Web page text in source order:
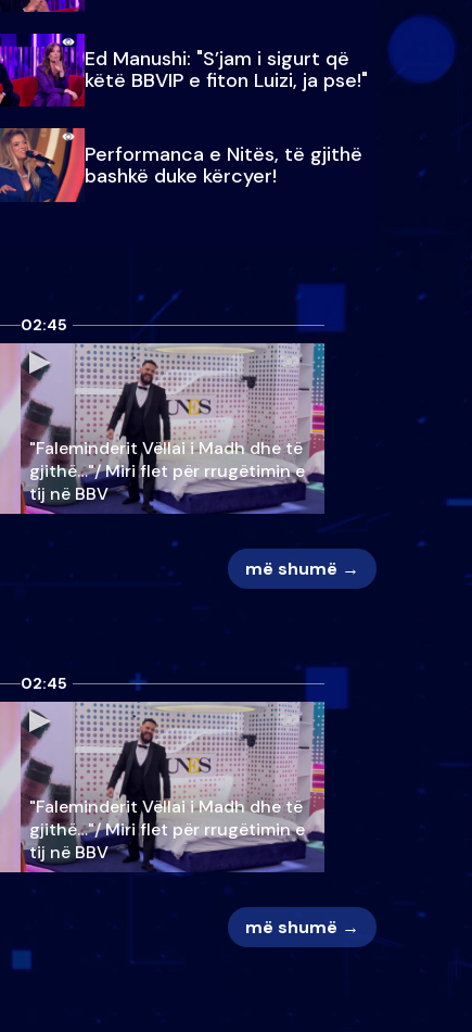
Ed Manushi: "S’jam i sigurt që
këtë BBVIP e fiton Luizi, ja pse!"
Performanca e Nitës, të gjithë
bashkë duke kërcyer!
02:45
"Faleminderit Vëllai i Madh dhe të
gjithë…"/ Miri flet për rrugëtimin e
tij në BBV
më shumë →
02:45
"Faleminderit Vëllai i Madh dhe të
gjithë…"/ Miri flet për rrugëtimin e
tij në BBV
më shumë →